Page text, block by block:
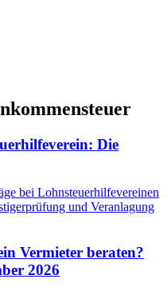
Die
bei Lohnsteuerhilfevereinen
und Veranlagung
Vermieter beraten?
2026